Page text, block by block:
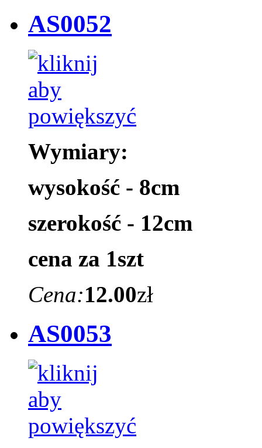
AS0052
Wymiary:
wysokość - 8cm
szerokość - 12cm
cena za 1szt
Cena:12.00zł
AS0053